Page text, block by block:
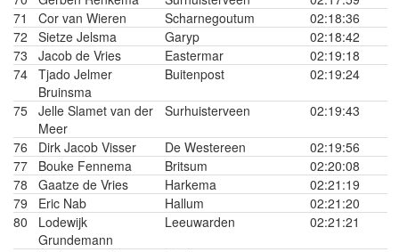
71
Cor van Wieren Scharnegoutum
02:18:36
72
Sietze Jelsma Garyp
02:18:42
73
Jacob de Vries Eastermar
02:19:18
74 Tjado Jelmer
Bruinsma
Buitenpost 02:19:24
75 Jelle Slamet van der
Meer
Surhuisterveen 02:19:43
76 Dirk Jacob Visser De Westereen
02:19:56
77
Bouke Fennema Britsum
02:20:08
78
Gaatze de Vries Harkema
02:21:19
79
Eric Nab Hallum
02:21:20
80
Lodewijk
Grundemann
Leeuwarden 02:21:21